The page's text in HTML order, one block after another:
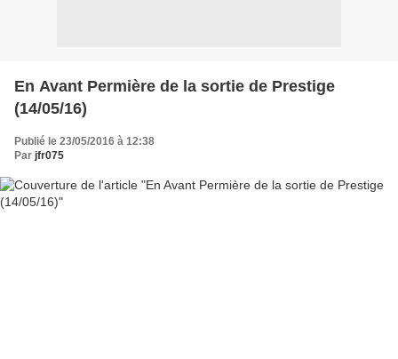
En Avant Permière de la sortie de Prestige
(14/05/16)
Publié le 23/05/2016 à 12:38
Par jfr075